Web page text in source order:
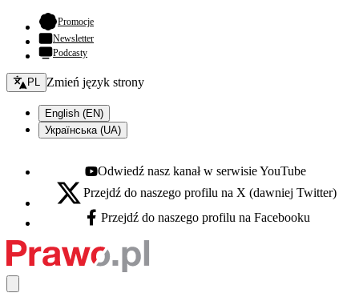
Promocje- otwiera się w nowej karcie
Newsletter
Podcasty
Zmień język - bieżący:
PL Zmień język strony
English (EN)
Українська (UA)
Youtube - otwiera się w nowej karcie
Odwiedź nasz kanał w serwisie YouTube
X - otwiera się w nowej karcie
Przejdź do naszego profilu na X (dawniej Twitter)
Facebook - otwiera się w nowej karcie
Przejdź do naszego profilu na Facebooku